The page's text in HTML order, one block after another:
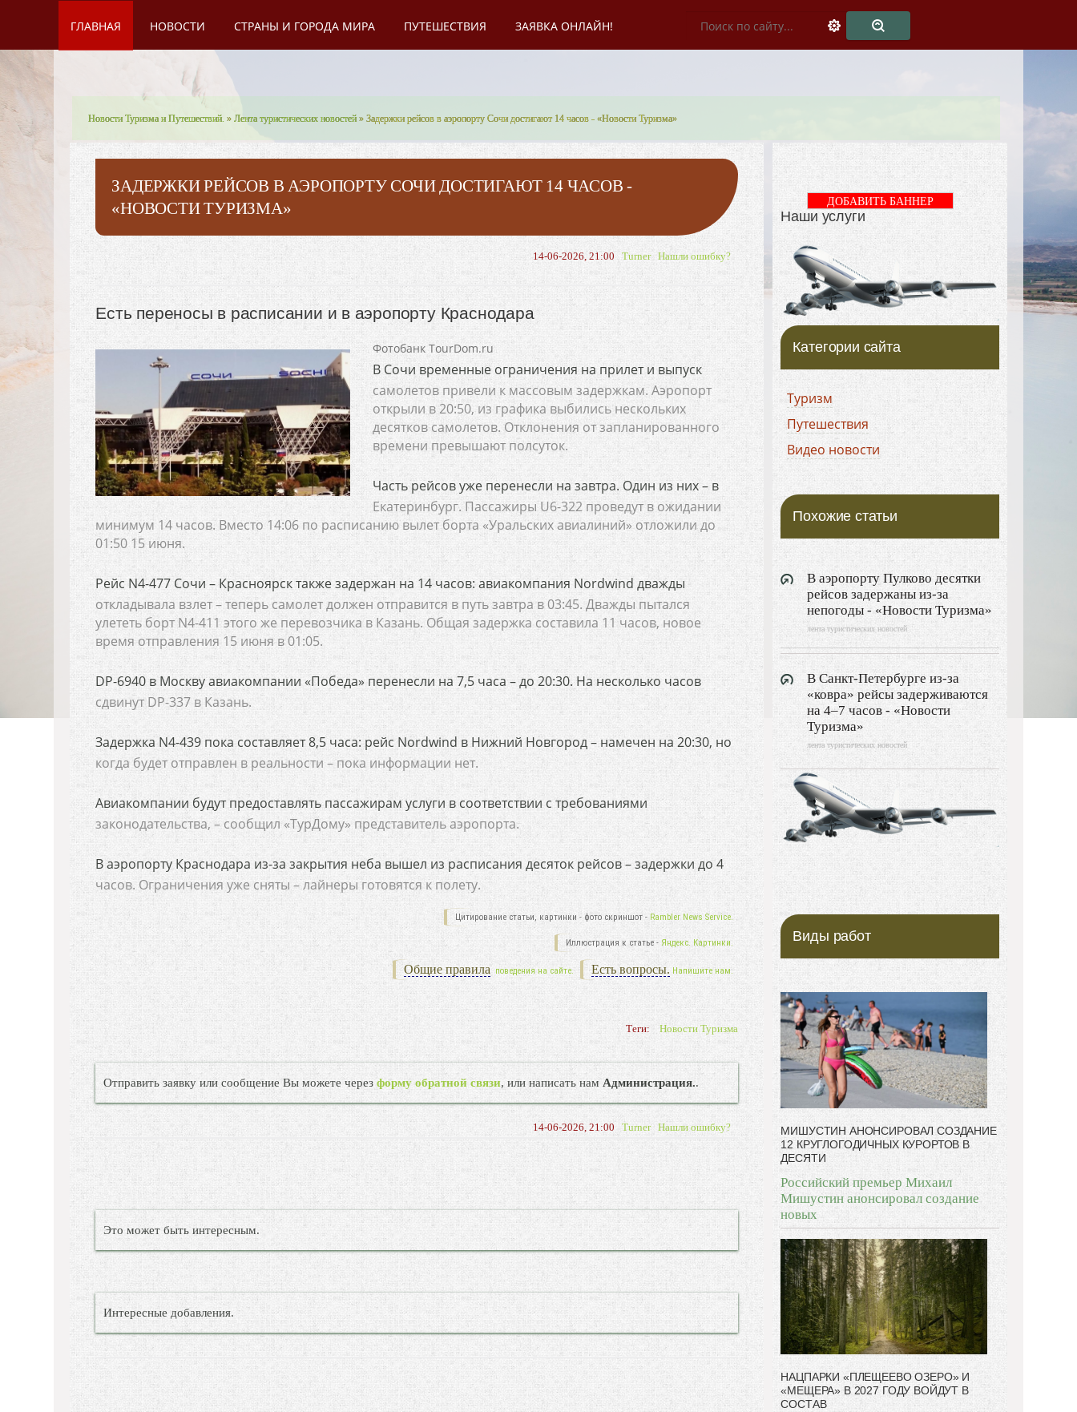
ГЛАВНАЯ НОВОСТИ СТРАНЫ И ГОРОДА МИРА ПУТЕШЕСТВИЯ ЗАЯВКА ОНЛАЙН!
Новости Туризма и Путешествий. »Лента туристических новостей » Задержки рейсов в аэропорту Сочи достигают 14 часов - «Новости Туризма»
ЗАДЕРЖКИ РЕЙСОВ В АЭРОПОРТУ СОЧИ ДОСТИГАЮТ 14 ЧАСОВ -
«НОВОСТИ ТУРИЗМА»
14-06-2026, 21:00 Turner Нашли ошибку?
Есть переносы в расписании и в аэропорту Краснодара
Фотобанк TourDom.ru
В Сочи временные ограничения на прилет и выпуск
самолетов привели к массовым задержкам. Аэропорт
открыли в 20:50, из графика выбились нескольких
десятков самолетов. Отклонения от запланированного
времени превышают полсуток.
Часть рейсов уже перенесли на завтра. Один из них – в
Екатеринбург. Пассажиры U6-322 проведут в ожидании
минимум 14 часов. Вместо 14:06 по расписанию вылет борта «Уральских авиалиний» отложили до
01:50 15 июня.
Рейс N4-477 Сочи – Красноярск также задержан на 14 часов: авиакомпания Nordwind дважды
откладывала взлет – теперь самолет должен отправится в путь завтра в 03:45. Дважды пытался
улететь борт N4-411 этого же перевозчика в Казань. Общая задержка составила 11 часов, новое
время отправления 15 июня в 01:05.
DP-6940 в Москву авиакомпании «Победа» перенесли на 7,5 часа – до 20:30. На несколько часов
сдвинут DP-337 в Казань.
Задержка N4-439 пока составляет 8,5 часа: рейс Nordwind в Нижний Новгород – намечен на 20:30, но
когда будет отправлен в реальности – пока информации нет.
Авиакомпании будут предоставлять пассажирам услуги в соответствии с требованиями
законодательства, – сообщил «ТурДому» представитель аэропорта.
В аэропорту Краснодара из-за закрытия неба вышел из расписания десяток рейсов – задержки до 4
часов. Ограничения уже сняты – лайнеры готовятся к полету.
Цитирование статьи, картинки - фото скриншот - Rambler News Service.
Иллюстрация к статье - Яндекс. Картинки.
Есть вопросы. Напишите нам.
Общие правила поведения на сайте.
Теги: Новости Туризма
Отправить заявку или сообщение Вы можете черезформу обратной связи, или написать нам Администрация..
14-06-2026, 21:00 Turner Нашли ошибку?
Это может быть интересным.
Интересные добавления.
Наши услуги
ДОБАВИТЬ БАННЕР
Категории сайта
Туризм
Путешествия
Видео новости
Похожие статьи
В аэропорту Пулково десятки
рейсов задержаны из-за
непогоды - «Новости Туризма»
лента туристических новостей
В Санкт-Петербурге из-за
«ковра» рейсы задерживаются
на 4–7 часов - «Новости
Туризма»
лента туристических новостей
Виды работ
МИШУСТИН АНОНСИРОВАЛ СОЗДАНИЕ
12 КРУГЛОГОДИЧНЫХ КУРОРТОВ В
ДЕСЯТИ
Российский премьер Михаил
Мишустин анонсировал создание
новых
НАЦПАРКИ «ПЛЕЩЕЕВО ОЗЕРО» И
«МЕЩЕРА» В 2027 ГОДУ ВОЙДУТ В
СОСТАВ